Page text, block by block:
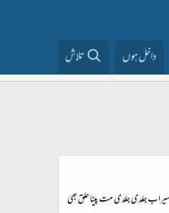
داخل ہوں تلاش
جلدی جلدی مت پینا حلق بھی